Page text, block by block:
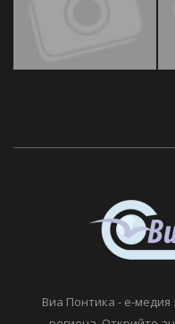
Виа Понтика - е-медия